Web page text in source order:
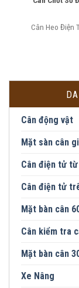
Cân Heo Điện
Cân động vật
Mặt sàn cân
Cân điện tử
Cân điện tử
Mặt bàn cân
Cân kiểm tra
Mặt bàn cân
Xe Nâng